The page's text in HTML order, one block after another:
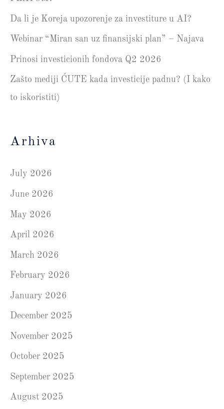
Da li je Koreja upozorenje za investiture u AI?
Webinar “Miran san uz finansijski plan” – Najava
Prinosi investicionih fondova Q2 2026
Zašto mediji ĆUTE kada investicije padnu? (I kako
to iskoristiti)
Arhiva
July 2026
June 2026
May 2026
April 2026
March 2026
February 2026
January 2026
December 2025
November 2025
October 2025
September 2025
August 2025